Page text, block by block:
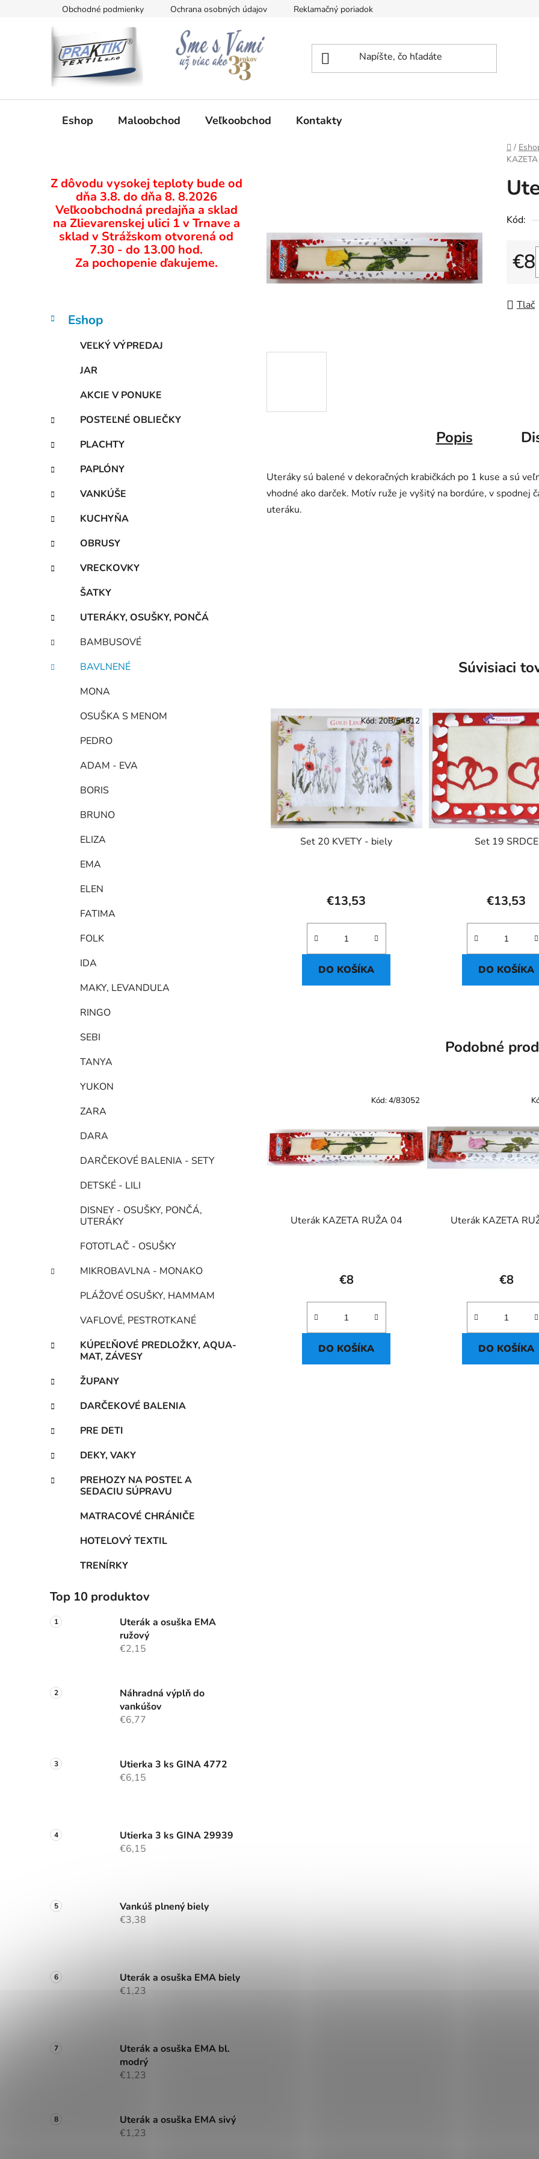
Obchodné podmienky Ochrana osobných údajov Reklamačný poriadok
Eshop Maloobchod Veľkoobchod Kontakty
Domov
/
o
č
n
l
Z dôvodu vysokej teploty bude od
dňa 3.8. do dňa 8. 8.2026
Veľkoobchodná predajňa a sklad
na Zlievarenskej ulici 1 v Trnave a
sklad v Strážskom otvorená od
7.30 - do 13.00 hod.
Za pochopenie ďakujeme.
Preskočiť
kategórie
K
a
e
Eshop
VEĽKÝ VÝPREDAJ
JAR
AKCIE V PONUKE
POSTEĽNÉ OBLIEČKY
PLACHTY
PAPLÓNY
VANKÚŠE
KUCHYŇA
OBRUSY
VRECKOVKY
ŠATKY
UTERÁKY, OSUŠKY, PONČÁ
BAMBUSOVÉ
BAVLNENÉ
MONA
OSUŠKA S MENOM
PEDRO
ADAM - EVA
BORIS
BRUNO
ELIZA
EMA
ELEN
FATIMA
FOLK
IDA
MAKY, LEVANDUĽA
RINGO
SEBI
TANYA
YUKON
ZARA
DARA
DARČEKOVÉ BALENIA - SETY
DETSKÉ - LILI
DISNEY - OSUŠKY, PONČÁ,
UTERÁKY
FOTOTLAČ - OSUŠKY
MIKROBAVLNA - MONAKO
PLÁŽOVÉ OSUŠKY, HAMMAM
VAFLOVÉ, PESTROTKANÉ
KÚPEĽŇOVÉ PREDLOŽKY, AQUA-
MAT, ZÁVESY
ŽUPANY
DARČEKOVÉ BALENIA
PRE DETI
DEKY, VAKY
PREHOZY NA POSTEĽ A
SEDACIU SÚPRAVU
MATRACOVÉ CHRÁNIČE
HOTELOVÝ TEXTIL
TRENÍRKY
Top 10 produktov
Uterák a osuška EMA
ružový
€2,15
Náhradná výplň do
vankúšov
€6,77
Utierka 3 ks GINA 4772
€6,15
Utierka 3 ks GINA 29939
€6,15
Vankúš plnený biely
€3,38
Uterák a osuška EMA biely
€1,23
Uterák a osuška EMA bl.
modrý
€1,23
Uterák a osuška EMA sivý
€1,23
Kód:
€8
Tlač
Popis
Uteráky sú balené v dekoračných krabičkách po 1 kuse a sú
vhodné ako darček. Motív ruže je vyšitý na bordúre, v spodnej
uteráku.
Súvisiaci
Set 20 KVETY - biely
€13,53
DO KOŠÍKA
Kód: 20B/54512
Set 19 SRDCE
€13,53
DO KOŠÍKA
Podobné
Uterák KAZETA RUŽA 04
€8
DO KOŠÍKA
Kód:4/83052
Uterák KAZETA
€8
DO KOŠÍKA